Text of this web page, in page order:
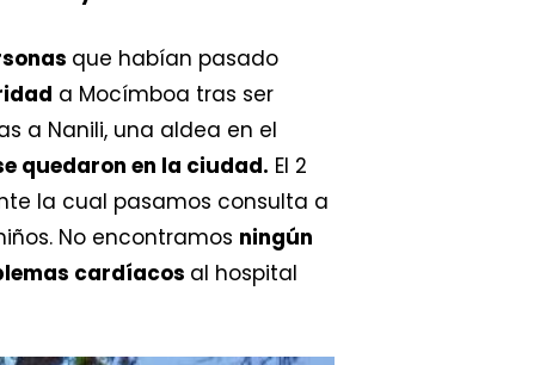
que habían pasado
a Mocímboa tras ser
a Nanili, una aldea en el
quedaron en la ciudad. El 2
la cual pasamos consulta a
No encontramos ningún
cardíacos al hospital